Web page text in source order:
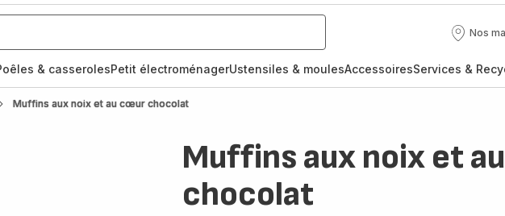
Nos
Nos
& casserolesPetit électroménagerUstensiles & moulesAccessoiresServices &
Muffins aux noix et au cœur chocolat
Muffins aux noix et
chocolat